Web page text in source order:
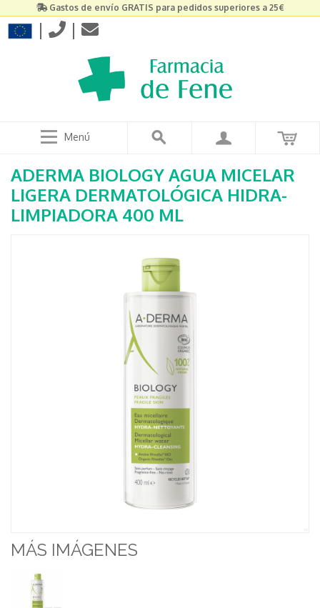
Gastos de envío GRATIS para pedidos superiores a 25€
| |
Menú
ADERMA BIOLOGY AGUA MICELAR
LIGERA DERMATOLÓGICA HIDRA-
LIMPIADORA 400 ML
MÁS IMÁGENES